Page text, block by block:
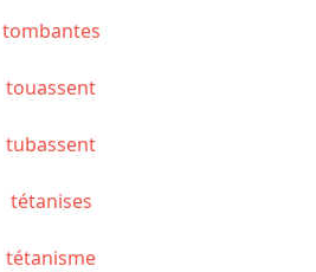
tombantes
touassent
tubassent
tétanises
tétanisme